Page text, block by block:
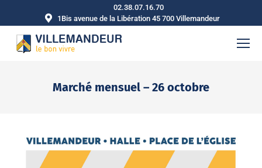
02.38.07.16.70
1Bis avenue de la Libération 45 700 Villemandeur
Marché mensuel – 26 octobre